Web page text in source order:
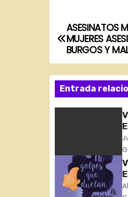
N
v
e
g
c
ASESINATOS
MUJERES
BURGOS Y
Entrada